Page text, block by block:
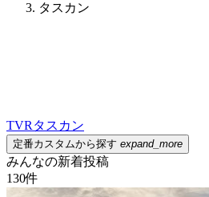
タスカン
TVR タスカン
定番カスタムから探す expand_more
みんなの新着投稿
130件